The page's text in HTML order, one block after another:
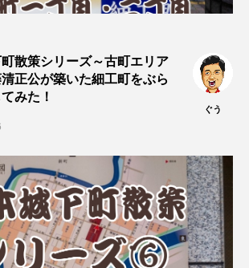
町散策シリーズ～古町エリア
正公が築いた細工町をぶら
みた！
ぐう